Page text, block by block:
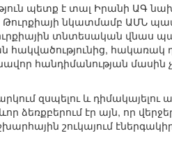
պետք է տալ Իրանի ԱԳ
նկատմամբ ԱՄՆ
տնտեսական վնաս
հանդիմանության մասին
զսպելու և
ձեռքբերում էր այն, որ
շուկայում